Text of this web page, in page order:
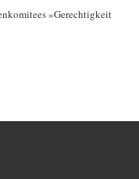
»Gerechtigkeit